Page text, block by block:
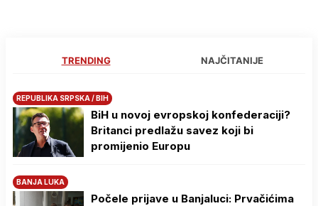
TRENDING NAJČITANIJE
REPUBLIKA SRPSKA / BIH
BiH u novoj evropskoj konfederaciji?
Britanci predlažu savez koji bi
promijenio Europu
BANJA LUKA
Počele prijave u Banjaluci: Prvačićima